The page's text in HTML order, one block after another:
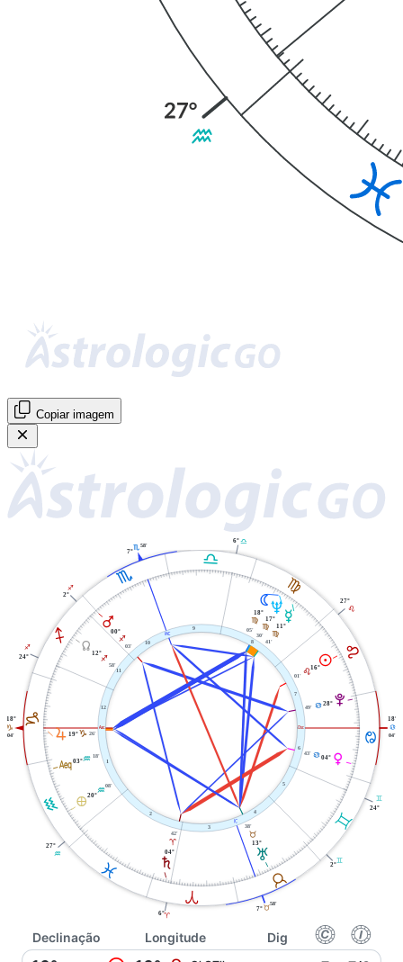
Copiar imagem
A
B
C
D
E
F
G
H
I
J
K
L
1
W
2
3
4
j
5
6
7
i
8
9
10
X
11
12
J
18°
04'
K
27°
A
6°
B
7°
58'
C
2°
C
24°
D
18°
04'
E
27°
G
6°
H
7°
58'
I
2°
I
24°
R 19° J 26'
l03°K 18'
È20°
K
08'
S
04°
A
42'
T
13°
B
38'
P
04°
D
43'
V
28°
D
49'
M
16°
E
01'
O
11°
F
41'
U
17°
F
30'
N
18°
F
05'
Q
00°
I
03'
Y
12°
I
58'
Declinação Longitude Dig f g